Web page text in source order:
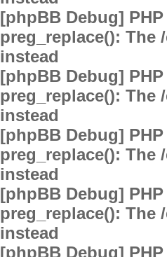
[phpBB Debug]
preg_replace(): The
instead
[phpBB Debug]
preg_replace(): The
instead
[phpBB Debug]
preg_replace(): The
instead
[phpBB Debug]
preg_replace(): The
instead
[phpBB Debug]